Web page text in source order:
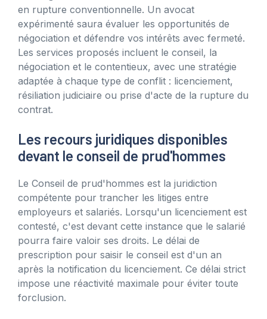
en rupture conventionnelle. Un avocat
expérimenté saura évaluer les opportunités de
négociation et défendre vos intérêts avec fermeté.
Les services proposés incluent le conseil, la
négociation et le contentieux, avec une stratégie
adaptée à chaque type de conflit : licenciement,
résiliation judiciaire ou prise d'acte de la rupture du
contrat.
Les recours juridiques disponibles
devant le conseil de prud'hommes
Le Conseil de prud'hommes est la juridiction
compétente pour trancher les litiges entre
employeurs et salariés. Lorsqu'un licenciement est
contesté, c'est devant cette instance que le salarié
pourra faire valoir ses droits. Le délai de
prescription pour saisir le conseil est d'un an
après la notification du licenciement. Ce délai strict
impose une réactivité maximale pour éviter toute
forclusion.